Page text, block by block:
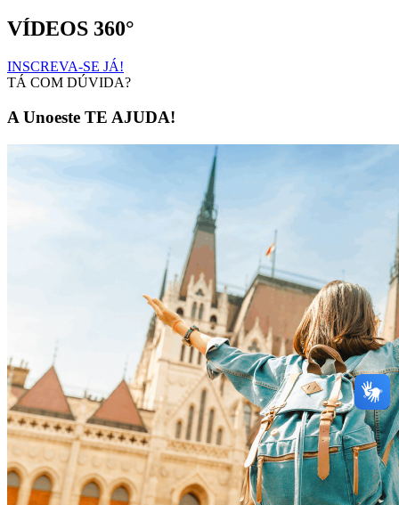
VÍDEOS 360°
INSCREVA-SE JÁ!
TÁ COM DÚVIDA?
A Unoeste TE AJUDA!